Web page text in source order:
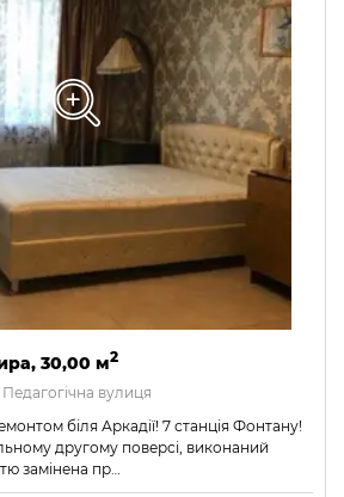
30,00 м2
вулиця
біля Аркадії! 7 станція Фонтану!
другому поверсі, виконаний
замінена пр…